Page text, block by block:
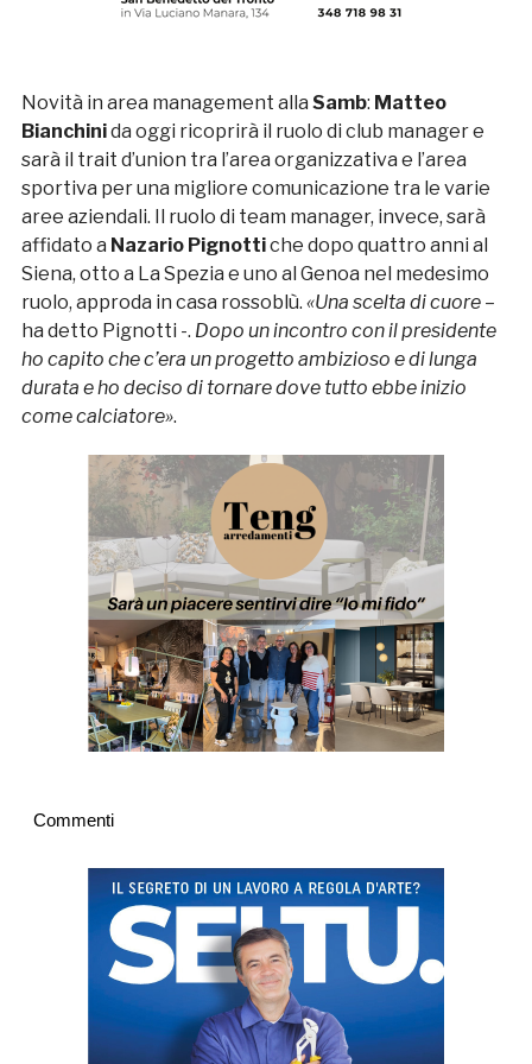
Novità in area management alla Samb: Matteo
Bianchinida oggi ricoprirà il ruolo di club manager e
sarà il trait d’union tra l’area organizzativa e l’area
sportiva per una migliore comunicazione tra le varie
aree aziendali. Il ruolo di team manager, invece, sarà
affidato a Nazario Pignottiche dopo quattro anni al
Siena, otto a La Spezia e uno al Genoa nel medesimo
ruolo, approda in casa rossoblù. «Una scelta di cuore–
ha detto Pignotti -. Dopo un incontro con il presidente
ho capito che c’era un progetto ambizioso e di lunga
durata e ho deciso di tornare dove tutto ebbe inizio
come calciatore».
Commenti